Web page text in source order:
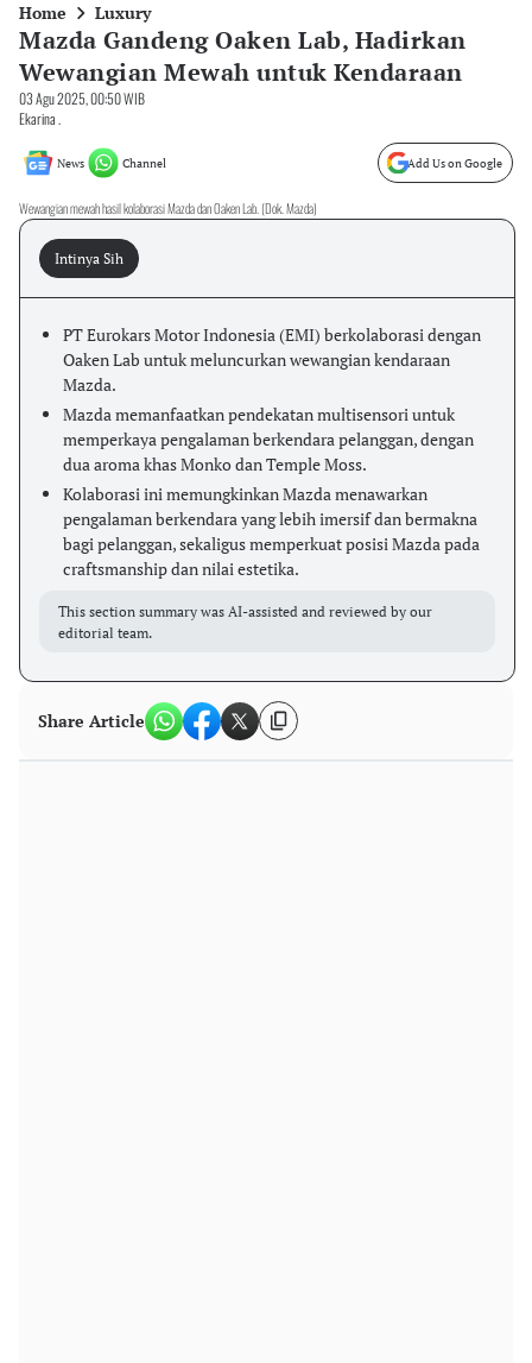
Home Luxury
Mazda Gandeng Oaken Lab, Hadirkan
Wewangian Mewah untuk Kendaraan
03 Agu 2025, 00:50 WIB
Ekarina .
News Channel Add Us on Google
Wewangian mewah hasil kolaborasi Mazda dan Oaken Lab. (Dok. Mazda)
Intinya Sih
PT Eurokars Motor Indonesia (EMI) berkolaborasi dengan
Oaken Lab untuk meluncurkan wewangian kendaraan
Mazda.
Mazda memanfaatkan pendekatan multisensori untuk
memperkaya pengalaman berkendara pelanggan, dengan
dua aroma khas Monko dan Temple Moss.
Kolaborasi ini memungkinkan Mazda menawarkan
pengalaman berkendara yang lebih imersif dan bermakna
bagi pelanggan, sekaligus memperkuat posisi Mazda pada
craftsmanship dan nilai estetika.
This section summary was AI-assisted and reviewed by our
editorial team.
Share Article